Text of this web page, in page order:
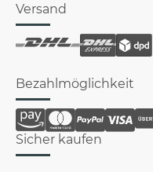
Versand
Bezahlmöglichkeit
Sicher kaufen